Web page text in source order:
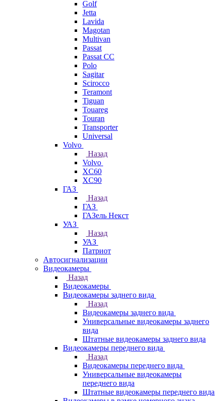
Golf
Jetta
Lavida
Magotan
Multivan
Passat
Passat CC
Polo
Sagitar
Scirocco
Teramont
Tiguan
Touareg
Touran
Transporter
Universal
Volvo
Назад
Volvo
XC60
XC90
ГАЗ
Назад
ГАЗ
ГАЗель Некст
УАЗ
Назад
УАЗ
Патриот
Автосигнализации
Видеокамеры
Назад
Видеокамеры
Видеокамеры заднего вида
Назад
Видеокамеры заднего вида
Универсальные видеокамеры заднего
вида
Штатные видеокамеры заднего вида
Видеокамеры переднего вида
Назад
Видеокамеры переднего вида
Универсальные видеокамеры
переднего вида
Штатные видеокамеры переднего вида